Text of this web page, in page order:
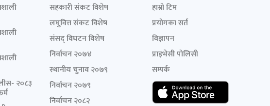
२०८३
सहकारी संकट विशेष
लघुवित्त संकट विशेष
संसद् विघटन विशेष
निर्वाचन २०७४
स्थानीय चुनाव २०७९
निर्वाचन २०७९
निर्वाचन २०८२
हाम्रो टिम
प्रयोगका सर्त
विज्ञापन
प्राइभेसी पोलिसी
सम्पर्क